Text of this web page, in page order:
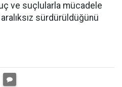
ve suçlularla mücadele
aralıksız sürdürüldüğünü